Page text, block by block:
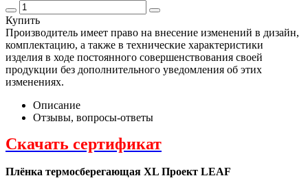
Купить
Производитель имеет право на внесение изменений в дизайн,
комплектацию, а также в технические характеристики
изделия в ходе постоянного совершенствования своей
продукции без дополнительного уведомления об этих
изменениях.
Описание
Отзывы, вопросы-ответы
Скачать сертификат
Плёнка термосберегающая XL Проект LEAF